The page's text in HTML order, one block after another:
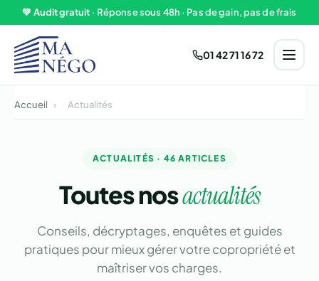
Aller au contenu
💚 Audit gratuit · Réponse sous 48h · Pas de gain, pas de frais
01 42 71 16 72
Accueil › Actualités
ACTUALITÉS · 46 ARTICLES
Toutes nosactualités
Conseils, décryptages, enquêtes et guides
pratiques pour mieux gérer votre copropriété et
maîtriser vos charges.